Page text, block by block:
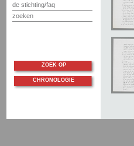
de stichting/faq
zoeken
ZOEK OP
CHRONOLOGIE